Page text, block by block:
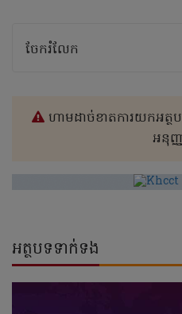
ចែករំលែក
ហាមដាច់ខាតការយកអត្ថ
អនុញ្
អត្ថបទទាក់ទង